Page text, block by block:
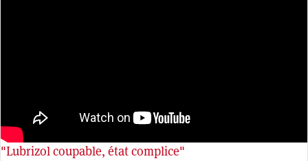
"Lubrizol coupable, état complice"